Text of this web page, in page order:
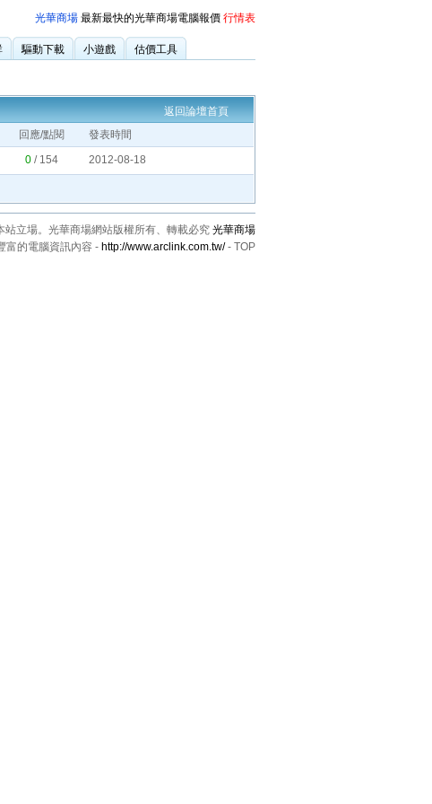
光華商場 最新最快的光華商場電腦報價 行情表
驅動下載 小遊戲 估價工具
返回論壇首頁
回應/點閱
發表時間
0 / 154 2012-08-18
站立場。光華商場網站版權所有、轉載必究 光華商場
富的電腦資訊內容 - http://www.arclink.com.tw/- TOP